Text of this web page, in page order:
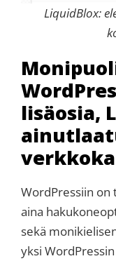
LiquidBlox:
lisäosia,
WordPressiin on
aina
sekä
yksi